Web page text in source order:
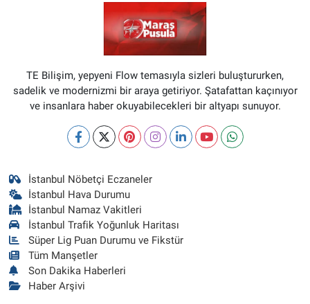
TE Bilişim, yepyeni Flow temasıyla sizleri buluştururken,
sadelik ve modernizmi bir araya getiriyor. Şatafattan kaçınıyor
ve insanlara haber okuyabilecekleri bir altyapı sunuyor.
İstanbul Nöbetçi Eczaneler
İstanbul Hava Durumu
İstanbul Namaz Vakitleri
İstanbul Trafik Yoğunluk Haritası
Süper Lig Puan Durumu ve Fikstür
Tüm Manşetler
Son Dakika Haberleri
Haber Arşivi